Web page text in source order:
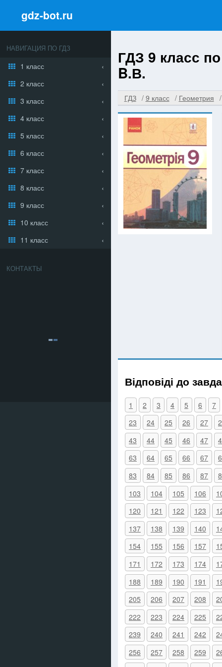
gdz-bot.ru
НАВИГАЦИЯ ПО ГДЗ
1 класс
2 класс
3 класс
4 класс
5 класс
6 класс
7 класс
8 класс
9 класс
10 класс
11 класс
КОНТАКТЫ
ГДЗ 9 класс
B.В.
ГДЗ 9 класс Геометрия
Відповіді до
1 2 3 4 5 6
7
23
24 25 26 27
43
44 45 46 47
63
64 65 66 67
83
84 85 86 87
103
104 105 106
120
121 122 123
137
138 139 140
154
155 156 157
171
172 173 174
188
189 190 191
205
206 207 208
222
223 224 225
239
240 241 242
256
257 258 259